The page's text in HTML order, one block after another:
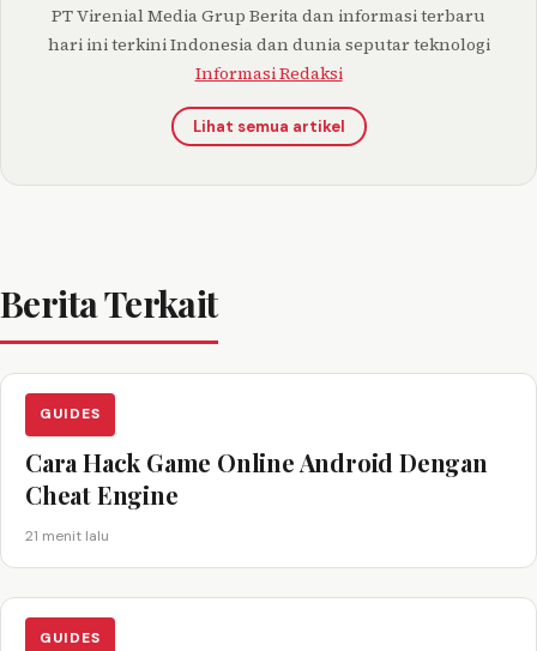
PT Virenial Media Grup Berita dan informasi terbaru
hari ini terkini Indonesia dan dunia seputar teknologi
Informasi Redaksi
Lihat semua artikel
Berita Terkait
GUIDES
Cara Hack Game Online Android Dengan
Cheat Engine
21 menit lalu
GUIDES